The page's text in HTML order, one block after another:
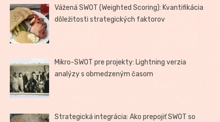
Vážená SWOT (Weighted Scoring): Kvantifikácia
dôležitosti strategických faktorov
Mikro-SWOT pre projekty: Lightning verzia
analýzy s obmedzeným časom
Strategická integrácia: Ako prepojiť SWOT so